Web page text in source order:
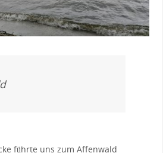
führte uns zum Affenwald